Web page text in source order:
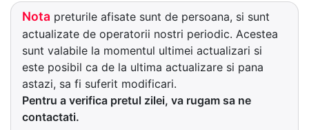
Nota preturile afisate sunt de persoana, si sunt
actualizate de operatorii nostri periodic. Acestea
sunt valabile la momentul ultimei actualizari si
este posibil ca de la ultima actualizare si pana
astazi, sa fi suferit modificari.
Pentru a verifica pretul zilei, va rugam sa ne
contactati.